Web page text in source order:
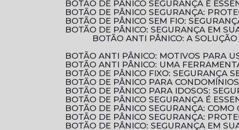
BOTÃO DE PÂNICO SEGURANÇA É
BOTÃO DE PÂNICO SEGURANÇA:
BOTÃO DE PÂNICO SEM FIO:
BOTÃO DE PÂNICO: SEGURANÇA EM
BOTÃO ANTI PÂNICO: A SOLUÇÃO EFICIENTE PARA AUMENTAR A SEGURANÇA EM AMBIENTES COMERCIAIS E
BOTÃO ANTI PÂNICO: MOTIVOS PARA
BOTÃO ANTI PÂNICO: UMA
BOTÃO DE PÂNICO FIXO: SEGURANÇA
BOTÃO DE PÂNICO PARA
BOTÃO DE PÂNICO PARA IDOSOS:
BOTÃO DE PÂNICO SEGURANÇA É
BOTÃO DE PÂNICO SEGURANÇA:
BOTÃO DE PÂNICO SEGURANÇA:
BOTÃO DE PÂNICO: SEGURANÇA EM